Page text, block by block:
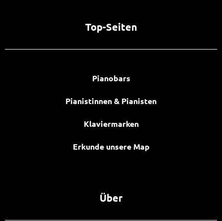
Top-Seiten
Pianobars
Pianistinnen & Pianisten
Klaviermarken
Erkunde unsere Map
Über